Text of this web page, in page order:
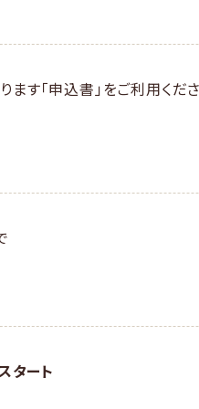
す「申込書」をご利用くだ
タート